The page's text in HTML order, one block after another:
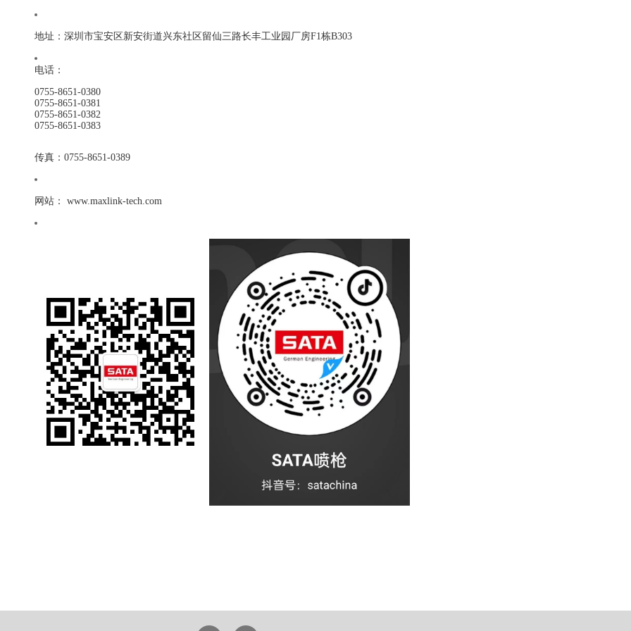
地址：深圳市宝安区新安街道兴东社区留仙三路长丰工业园厂房F1栋B303
电话：
0755-8651-0380
0755-8651-0381
0755-8651-0382
0755-8651-0383
传真：0755-8651-0389
网站： www.maxlink-tech.com